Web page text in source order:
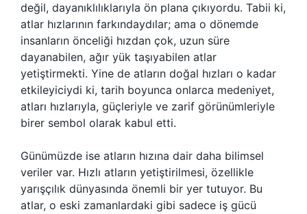
değil, dayanıklılıklarıyla ön plana çıkıyordu. Tabii ki,
atlar hızlarının farkındaydılar; ama o dönemde
insanların önceliği hızdan çok, uzun süre
dayanabilen, ağır yük taşıyabilen atlar
yetiştirmekti. Yine de atların doğal hızları o kadar
etkileyiciydi ki, tarih boyunca onlarca medeniyet,
atları hızlarıyla, güçleriyle ve zarif görünümleriyle
birer sembol olarak kabul etti.
Günümüzde ise atların hızına dair daha bilimsel
veriler var. Hızlı atların yetiştirilmesi, özellikle
yarışçılık dünyasında önemli bir yer tutuyor. Bu
atlar, o eski zamanlardaki gibi sadece iş gücü